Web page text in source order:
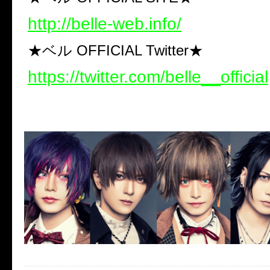
http://belle-web.info/
★ベル OFFICIAL Twitter★
https://twitter.com/belle__official